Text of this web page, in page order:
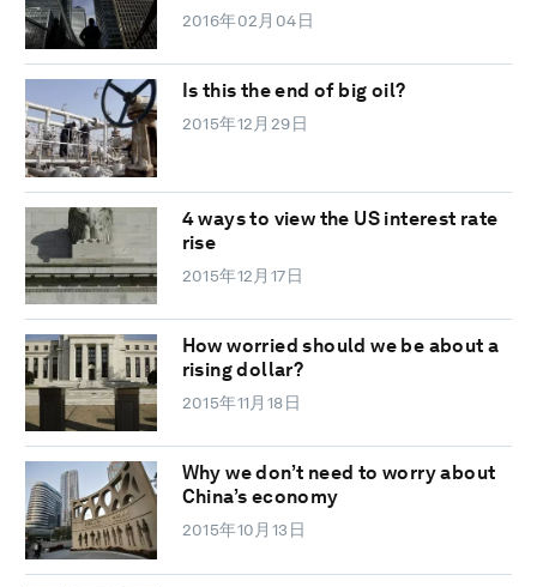
2016年02月04日
Is this the end of big oil?
2015年12月29日
4 ways to view the US interest rate
rise
2015年12月17日
How worried should we be about a
rising dollar?
2015年11月18日
Why we don’t need to worry about
China’s economy
2015年10月13日